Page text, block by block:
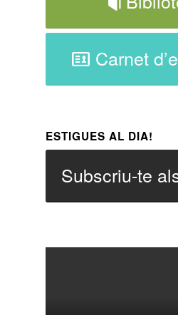
Carnet
ESTIGUES AL DIA!
Subscriu-te